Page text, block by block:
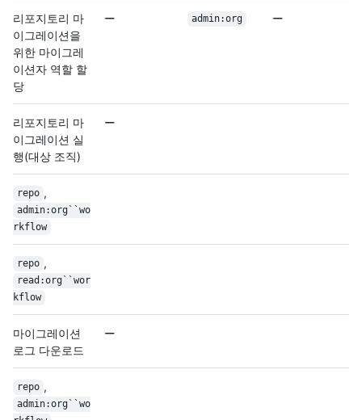
리포지토리 마
이그레이션을
위한 마이그레
이션자 역할 할
당
admin:org
리포지토리 마
이그레이션 실
행(대상 조직)
repo ,
admin:org``wo
rkflow
repo ,
read:org``wor
kflow
마이그레이션
로그 다운로드
repo ,
admin:org``wo